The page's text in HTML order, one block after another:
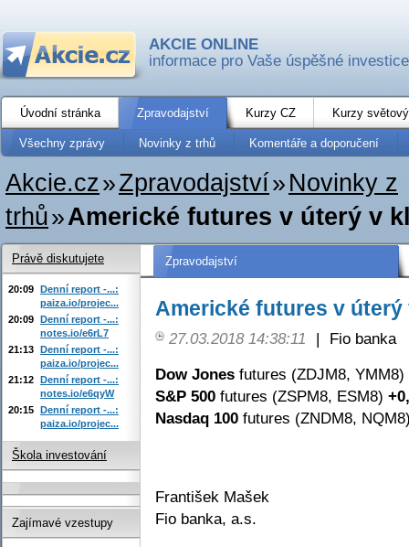
AKCIE ONLINE
informace pro Vaše úspěšné investice
Úvodní stránka Zpravodajství Kurzy CZ Kurzy
Všechny zprávy Novinky z trhů Komentáře a doporučení
Akcie.cz»Zpravodajství» Novinky z
trhů»Americké futures v úterý v
Zpravodajství
Americké futures v
27.03.2018 14:38:11 |
Fio banka
Dow Jones futures (ZDJM8, YMM8)
S&P 500 futures (ZSPM8, ESM8)
Nasdaq 100 futures (ZNDM8,
František Mašek
Fio banka, a.s.
Právě diskutujete
20:09 Denní report -...:
paiza.io/projec...
20:09 Denní report -...:
notes.io/e6rL7
21:13 Denní report -...:
paiza.io/projec...
21:12 Denní report -...:
notes.io/e6qyW
20:15 Denní report -...:
paiza.io/projec...
Škola investování
Zajímavé vzestupy